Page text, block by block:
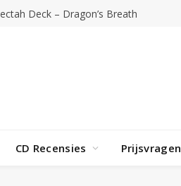
Deck – Dragon’s Breath
CD Recensies Prijsvragen